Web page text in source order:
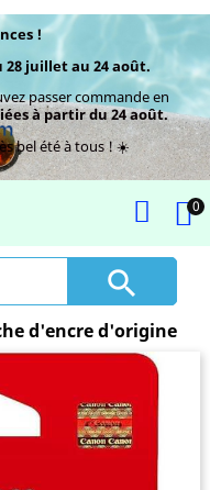
!
28 juillet au 24 août.
passer commande en
à partir du 24 août.
bel été à tous ! ☀️
0

d'encre d'origine